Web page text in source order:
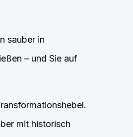
sauber in
– und Sie auf
mit historisch